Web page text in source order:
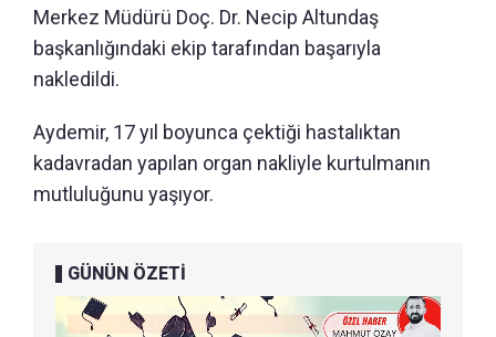
Merkez Müdürü Doç. Dr. Necip Altundaş
başkanlığındaki ekip tarafından başarıyla
nakledildi.
Aydemir, 17 yıl boyunca çektiği hastalıktan
kadavradan yapılan organ nakliyle kurtulmanın
mutluluğunu yaşıyor.
GÜNÜN ÖZETİ